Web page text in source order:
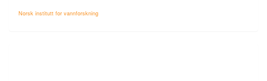
Norsk institutt for vannforskning